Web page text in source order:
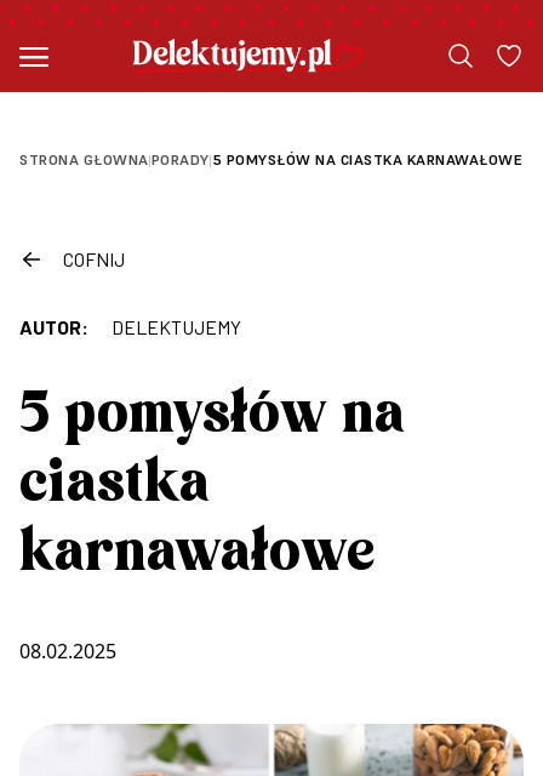
STRONA GŁOWNA|PORADY|5 POMYSŁÓW NA CIASTKA KARNAWAŁOWE
COFNIJ
AUTOR: DELEKTUJEMY
5 pomysłów na
ciastka
karnawałowe
08.02.2025